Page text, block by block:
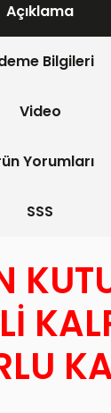
Açıklama
Bilgileri
Video
Yorumları
SSS